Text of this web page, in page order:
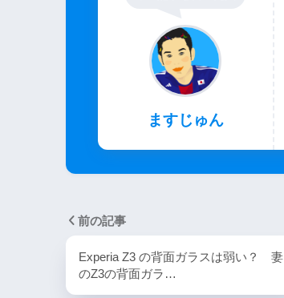
ますじゅん
前の記事
Experia Z3 の背面ガラスは弱い？ 妻
のZ3の背面ガラ…